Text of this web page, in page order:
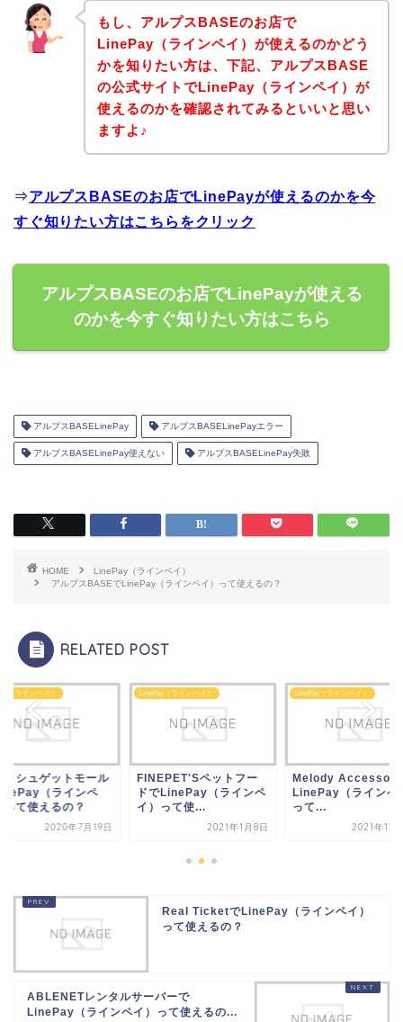
もし、アルプスBASEのお店で
LinePay（ラインペイ）が使えるのかどう
かを知りたい方は、下記、アルプスBASE
の公式サイトでLinePay（ラインペイ）が
使えるのかを確認されてみるといいと思い
ますよ♪
⇒アルプスBASEのお店でLinePayが使えるのかを今
すぐ知りたい方はこちらをクリック
アルプスBASEのお店でLinePayが使える
のかを今すぐ知りたい方はこちら
アルプスBASELinePay アルプスBASELinePayエラー
アルプスBASELinePay使えない アルプスBASELinePay失敗
HOME
LinePay（ラインペイ）
アルプスBASEでLinePay（ラインペイ）って使えるの？
RELATED POST
（ラインペイ）
ペットフー
LinePay（ラインペ
って使...
2021年1月8日
LinePay（ラインペイ）
Melody Accessoryで
LinePay（ラインペイ）
って...
2021年12月17日
LinePay（ラインペイ）
キャッシュゲット
でLinePay（ライ
イ）って使えるの
2020年
Real TicketでLinePay（ラインペイ）
って使えるの？
ABLENETレンタルサーバーで
LinePay（ラインペイ）って使えるの...